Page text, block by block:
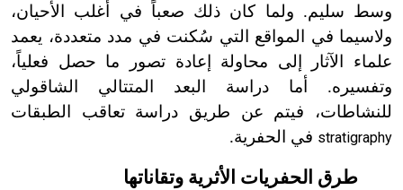
وسط سليم. ولما كان ذلك صعباً في أغلب الأحيان،
ولاسيما في المواقع التي سُكنت في مدد متعددة، يعمد
علماء الآثار إلى محاولة إعادة تصور ما حصل فعلياً،
وتفسيره. أما دراسة البعد المتتالي الشاقولي
للنشاطات، فيتم عن طريق دراسة تعاقب الطبقات
stratigraphy في الحفرية.
طرق الحفريات الأثرية وتقاناتها